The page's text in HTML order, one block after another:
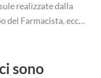
realizzate dalla
del Farmacista, ecc…
sono